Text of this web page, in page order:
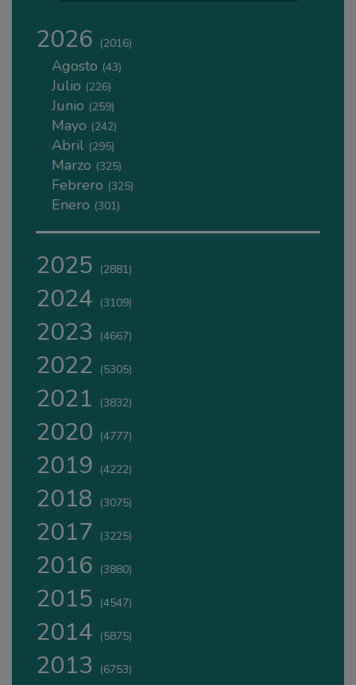
2026 (2016)
Agosto (43)
Julio (226)
Junio (259)
Mayo (242)
Abril (295)
Marzo (325)
Febrero (325)
Enero (301)
2025 (2881)
2024 (3109)
2023 (4667)
2022 (5305)
2021 (3832)
2020 (4777)
2019 (4222)
2018 (3075)
2017 (3225)
2016 (3880)
2015 (4547)
2014 (5875)
2013 (6753)